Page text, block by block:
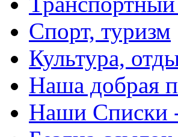
Спорт, туризм
Культура,
Наша добрая
Наши Списки